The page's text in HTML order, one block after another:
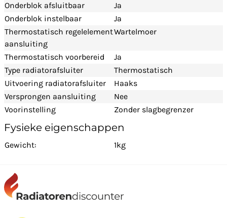
Onderblok afsluitbaar
Ja
Onderblok instelbaar
Ja
Thermostatisch regelelement
aansluiting
Wartelmoer
Thermostatisch voorbereid
Ja
Type radiatorafsluiter
Thermostatisch
Uitvoering radiatorafsluiter
Haaks
Versprongen aansluiting
Nee
Voorinstelling
Zonder slagbegrenzer
Fysieke eigenschappen
Gewicht: 1kg